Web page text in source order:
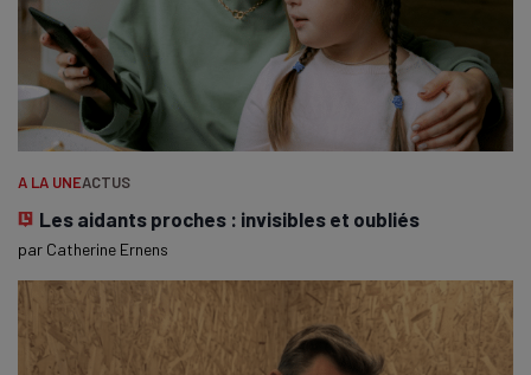
A LA UNEACTUS
Les aidants proches : invisibles et oubliés
par Catherine Ernens